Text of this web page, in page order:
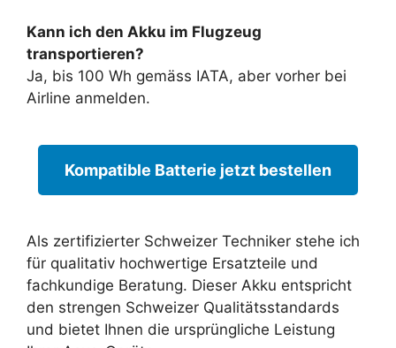
Kann ich den Akku im Flugzeug
transportieren?
Ja, bis 100 Wh gemäss IATA, aber vorher bei
Airline anmelden.
Kompatible Batterie jetzt bestellen
Als zertifizierter Schweizer Techniker stehe ich
für qualitativ hochwertige Ersatzteile und
fachkundige Beratung. Dieser Akku entspricht
den strengen Schweizer Qualitätsstandards
und bietet Ihnen die ursprüngliche Leistung